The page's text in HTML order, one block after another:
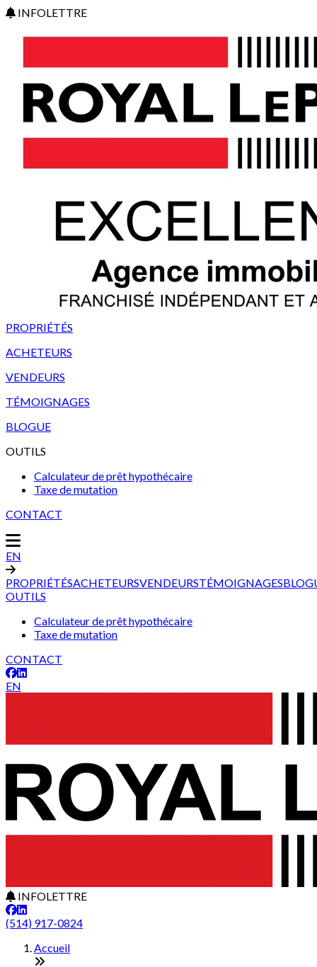
INFOLETTRE
PROPRIÉTÉS
ACHETEURS
VENDEURS
TÉMOIGNAGES
BLOGUE
OUTILS
Calculateur de prêt hypothécaire
Taxe de mutation
CONTACT
EN
PROPRIÉTÉSACHETEURSVENDEURSTÉMOIGNAGES
OUTILS
Calculateur de prêt hypothécaire
Taxe de mutation
CONTACT
EN
INFOLETTRE
(514) 917-0824
Accueil